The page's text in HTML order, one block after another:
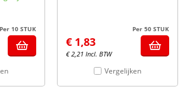
Per 10 STUK Per 50 STUK
€ 1,83
€2,21 Incl. BTW
Vergelijken